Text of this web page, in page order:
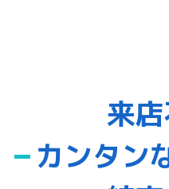
来店
カンタン